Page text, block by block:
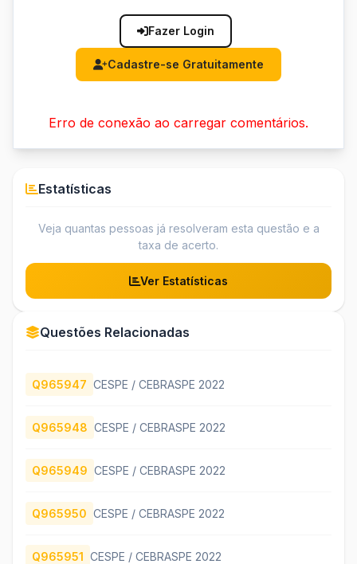
Fazer Login
Cadastre-se Gratuitamente
Erro de conexão ao carregar comentários.
Estatísticas
Veja quantas pessoas já resolveram esta questão e a
taxa de acerto.
Ver Estatísticas
Questões Relacionadas
Q965947 CESPE / CEBRASPE 2022
Q965948 CESPE / CEBRASPE 2022
Q965949 CESPE / CEBRASPE 2022
Q965950 CESPE / CEBRASPE 2022
Q965951 CESPE / CEBRASPE 2022